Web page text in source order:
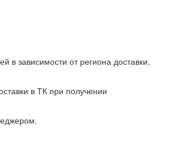
в зависимости от региона доставки.
в ТК при получении